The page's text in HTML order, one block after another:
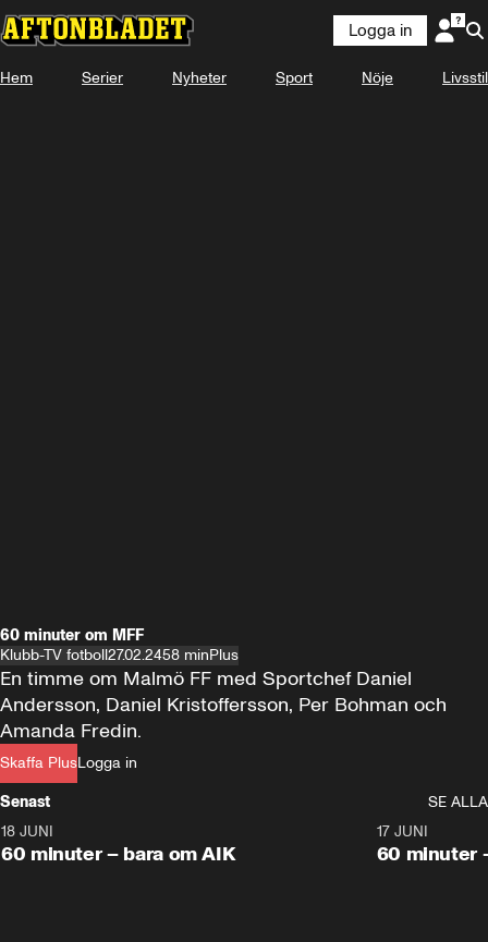
Logga in
Hem Serier Nyheter Sport Nöje Livsstil
60 minuter om MFF
Klubb-TV fotboll27.02.2458 minPlus
Skaffa PlusLogga in
En timme om Malmö FF med Sportchef Daniel
Andersson, Daniel Kristoffersson, Per Bohman och
Amanda Fredin.
Senast
SE ALLA
Plus
18 JUNI
60 minuter – bara om AIK
Plus
17 JUNI
60 minuter